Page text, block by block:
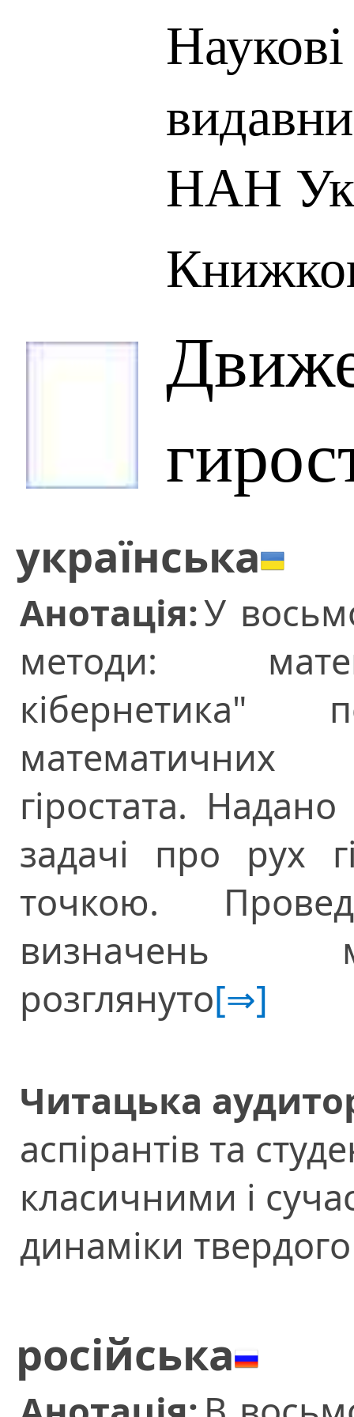
Наукові
НАН
українська
Анотація:У
методи:
кібернетика"
гіростата.
задачі про рух
точкою.
визначень
розглянуто[⇒]
Читацька
аспірантів та
класичними і
динаміки твердого
російська